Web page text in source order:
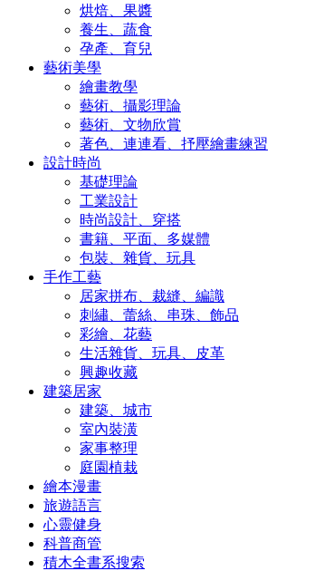
烘焙、果醬
養生、蔬食
孕產、育兒
藝術美學
繪畫教學
藝術、攝影理論
藝術、文物欣賞
著色、連連看、抒壓繪畫練習
設計時尚
基礎理論
工業設計
時尚設計、穿搭
書籍、平面、多媒體
包裝、雜貨、玩具
手作工藝
居家拼布、裁縫、編識
刺繡、蕾絲、串珠、飾品
彩繪、花藝
生活雜貨、玩具、皮革
興趣收藏
建築居家
建築、城市
室內裝潢
家事整理
庭園植栽
繪本漫畫
旅遊語言
心靈健身
科普商管
積木全書系搜索